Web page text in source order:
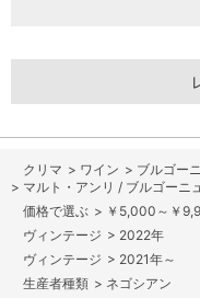
> ワイン > ブルゴー
> マルト・アンリ / ブルゴーニ
> ￥5,000～￥
> 2022年
> 2021年～
> ネゴシアン